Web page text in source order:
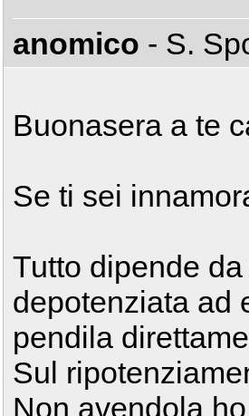
anomico - S.
Buonasera a te
Se ti sei
Tutto dipende
depotenziata ad
pendila
Sul
Non avendola